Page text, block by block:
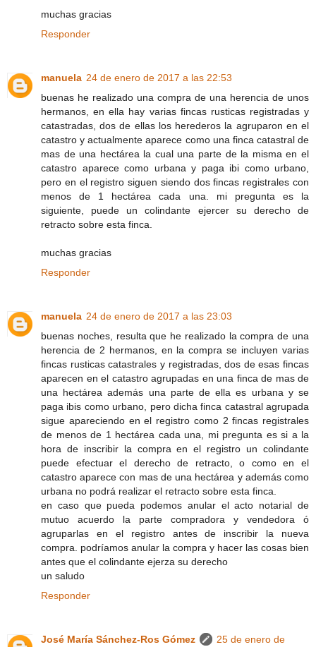
muchas gracias
Responder
manuela 24 de enero de 2017 a las 22:53
buenas he realizado una compra de una herencia de unos
hermanos, en ella hay varias fincas rusticas registradas y
catastradas, dos de ellas los herederos la agruparon en el
catastro y actualmente aparece como una finca catastral de
mas de una hectárea la cual una parte de la misma en el
catastro aparece como urbana y paga ibi como urbano,
pero en el registro siguen siendo dos fincas registrales con
menos de 1 hectárea cada una. mi pregunta es la
siguiente, puede un colindante ejercer su derecho de
retracto sobre esta finca.
muchas gracias
Responder
manuela 24 de enero de 2017 a las 23:03
buenas noches, resulta que he realizado la compra de una
herencia de 2 hermanos, en la compra se incluyen varias
fincas rusticas catastrales y registradas, dos de esas fincas
aparecen en el catastro agrupadas en una finca de mas de
una hectárea además una parte de ella es urbana y se
paga ibis como urbano, pero dicha finca catastral agrupada
sigue apareciendo en el registro como 2 fincas registrales
de menos de 1 hectárea cada una, mi pregunta es si a la
hora de inscribir la compra en el registro un colindante
puede efectuar el derecho de retracto, o como en el
catastro aparece con mas de una hectárea y además como
urbana no podrá realizar el retracto sobre esta finca.
en caso que pueda podemos anular el acto notarial de
mutuo acuerdo la parte compradora y vendedora ó
agruparlas en el registro antes de inscribir la nueva
compra. podríamos anular la compra y hacer las cosas bien
antes que el colindante ejerza su derecho
un saludo
Responder
José María Sánchez-Ros Gómez
25 de enero de